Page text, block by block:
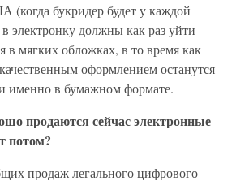
(когда букридер будет у каждой
электронку должны как раз уйти
в мягких обложках, в то время как
оформлением останутся
именно в бумажном формате.
продаются сейчас электронные
потом?
продаж легального цифрового